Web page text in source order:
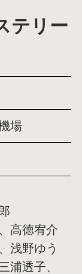
テリー
場
高徳宥介
浅野ゆう
浦透子、